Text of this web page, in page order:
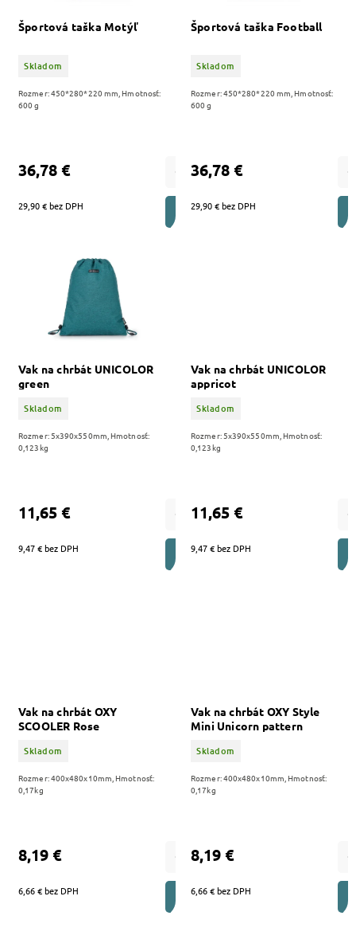
Športová taška Motýľ
Skladom
29,90 € bez DPH
36,78 €
DO KOŠÍKA
Rozmer: 450*280*220 mm, Hmotnosť:
600 g
Športová taška Football
Skladom
29,90 € bez DPH
36,78 €
Rozmer: 450*280*220 mm, Hmotnosť:
600 g
Vak na chrbát UNICOLOR
green
Skladom
9,47 € bez DPH
11,65 €
DO KOŠÍKA
Rozmer: 5x390x550mm, Hmotnosť:
0,123kg
Vak na chrbát UNICOLOR
appricot
Skladom
9,47 € bez DPH
11,65 €
Rozmer: 5x390x550mm, Hmotnosť:
0,123kg
Vak na chrbát OXY
SCOOLER Rose
Skladom
6,66 € bez DPH
8,19 €
DO KOŠÍKA
Rozmer: 400x480x10mm, Hmotnosť:
0,17kg
Vak na chrbát OXY Style
Mini Unicorn pattern
Skladom
6,66 € bez DPH
8,19 €
Rozmer: 400x480x10mm, Hmotnosť:
0,17kg